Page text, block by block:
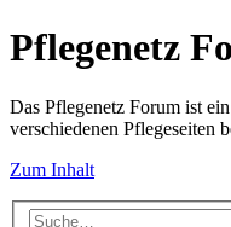
Pflegenetz
Das Pflegenetz Forum ist
verschiedenen Pflegeseiten
Zum Inhalt